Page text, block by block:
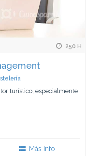
250 H
turístico, especialmente
Más Info